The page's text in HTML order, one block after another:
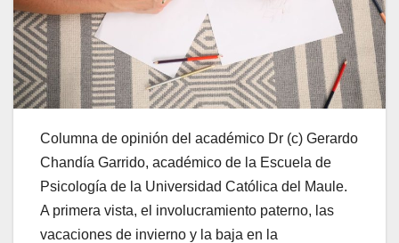
Columna de opinión del académico Dr (c) Gerardo
Chandía Garrido, académico de la Escuela de
Psicología de la Universidad Católica del Maule.
A primera vista, el involucramiento paterno, las
vacaciones de invierno y la baja en la